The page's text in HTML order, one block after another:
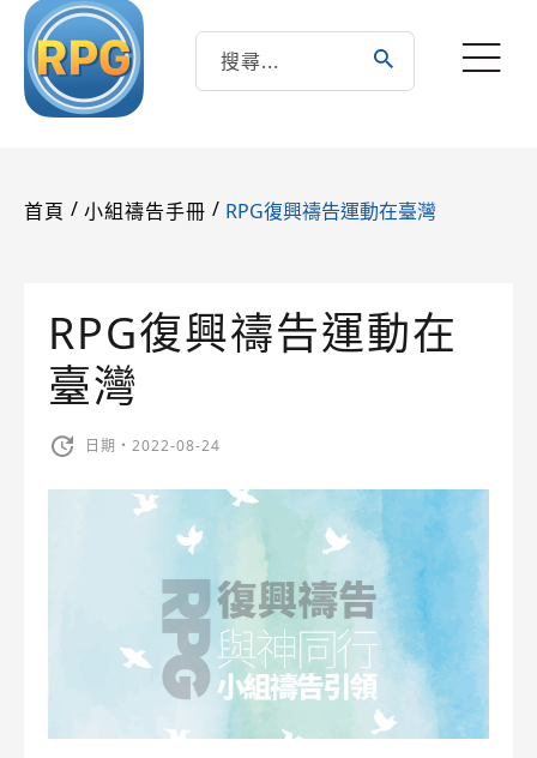
首頁 / 小組禱告手冊 / RPG復興禱告運動在臺灣
RPG復興禱告運動在
臺灣
日期・2022-08-24